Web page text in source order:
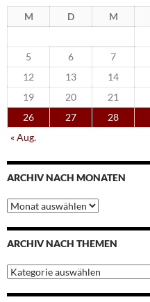
M D M
5
6 7
12
13 14
19
20 21
26
27 28
« Aug.
ARCHIV NACH MONATEN
Archiv
nach
Monaten
ARCHIV NACH THEMEN
Archiv
nach
Themen